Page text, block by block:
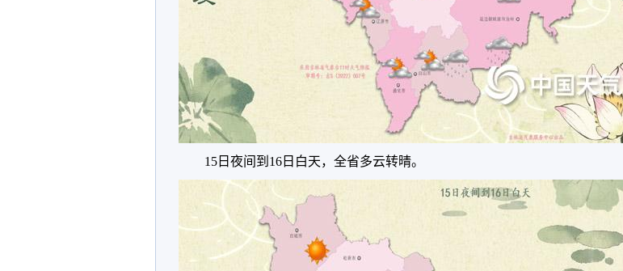
15日夜间到16日白天，全省多云转晴。